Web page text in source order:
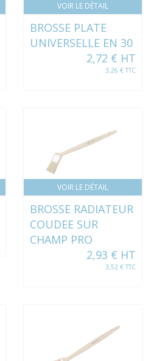
VOIR LE DÉTAIL
BROSSE PLATE
UNIVERSELLE EN 30
2,72 € HT
3,26 € TTC
VOIR LE DÉTAIL
BROSSE RADIATEUR
COUDEE SUR
CHAMP PRO
2,93 € HT
3,52 € TTC